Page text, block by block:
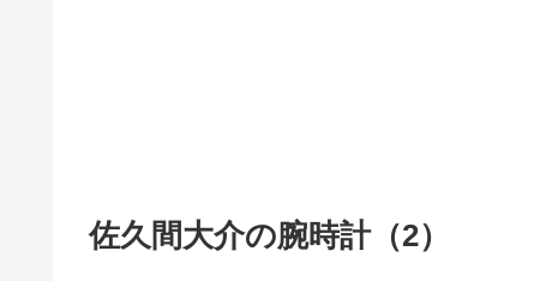
佐久間大介の腕時計（2）